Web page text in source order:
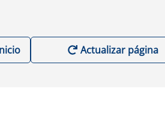
Actualizar página